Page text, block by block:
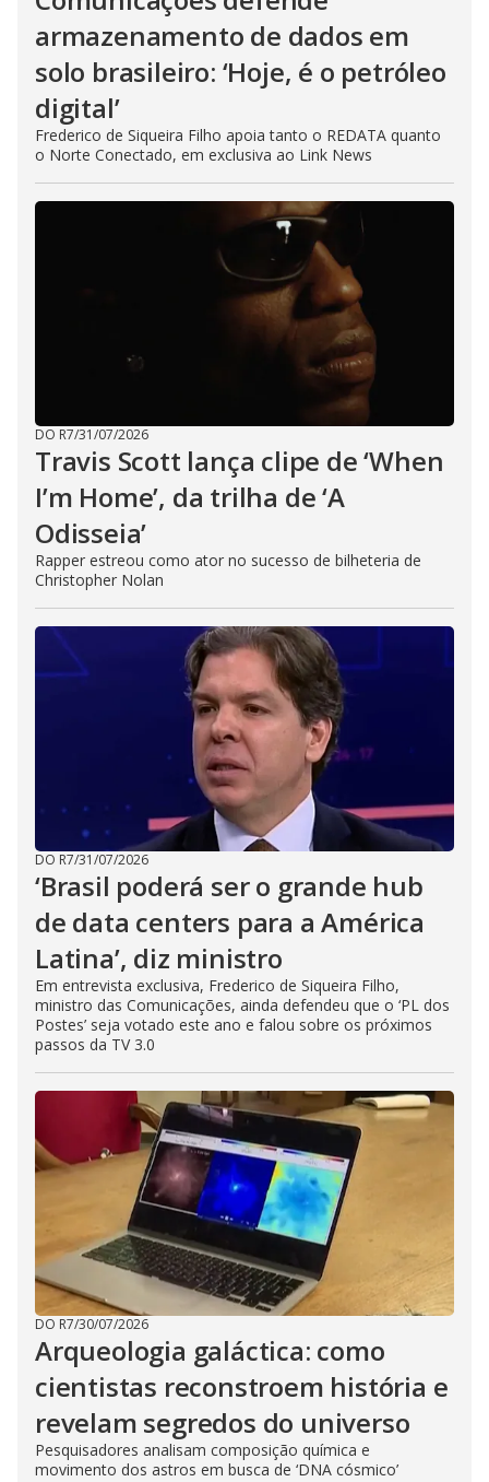
armazenamento de dados em
solo brasileiro: ‘Hoje, é o petróleo
digital’
Frederico de Siqueira Filho apoia tanto o REDATA quanto
o Norte Conectado, em exclusiva ao Link News
DO R7/31/07/2026
Travis Scott lança clipe de ‘When
I’m Home’, da trilha de ‘A
Odisseia’
Rapper estreou como ator no sucesso de bilheteria de
Christopher Nolan
DO R7/31/07/2026
‘Brasil poderá ser o grande hub
de data centers para a América
Latina’, diz ministro
Em entrevista exclusiva, Frederico de Siqueira Filho,
ministro das Comunicações, ainda defendeu que o ‘PL dos
Postes’ seja votado este ano e falou sobre os próximos
passos da TV 3.0
DO R7/30/07/2026
Arqueologia galáctica: como
cientistas reconstroem história e
revelam segredos do universo
Pesquisadores analisam composição química e
movimento dos astros em busca de ‘DNA cósmico’